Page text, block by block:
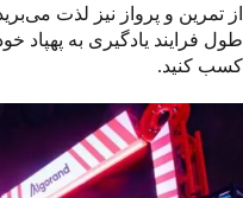
از تمرین و پرواز نیز لذت
طول فرایند یادگیری به پهپاد
کسب کنید.